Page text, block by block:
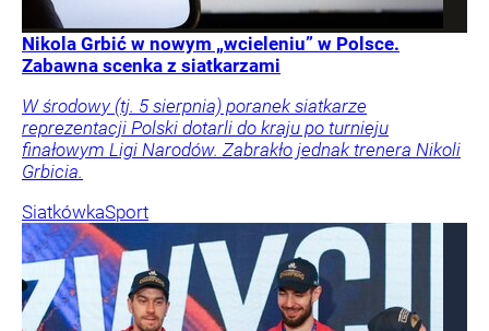
Nikola Grbić w nowym „wcieleniu” w Polsce.
Zabawna scenka z siatkarzami
W środowy (tj. 5 sierpnia) poranek siatkarze
reprezentacji Polski dotarli do kraju po turnieju
finałowym Ligi Narodów. Zabrakło jednak trenera Nikoli
Grbicia.
SiatkówkaSport